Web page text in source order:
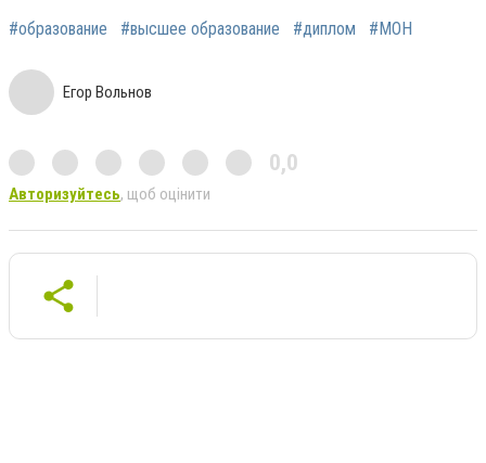
#образование #высшее образование #диплом #МОН
Егор Вольнов
0,0
Авторизуйтесь, щоб оцінити